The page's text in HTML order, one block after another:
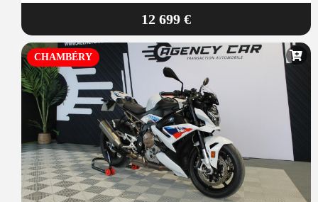
12 699 €
CHAMBÉRY